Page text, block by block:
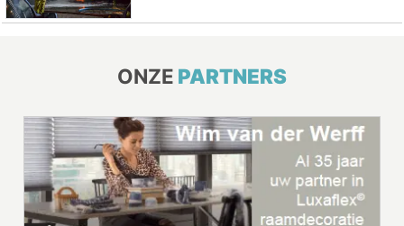
ONZE PARTNERS